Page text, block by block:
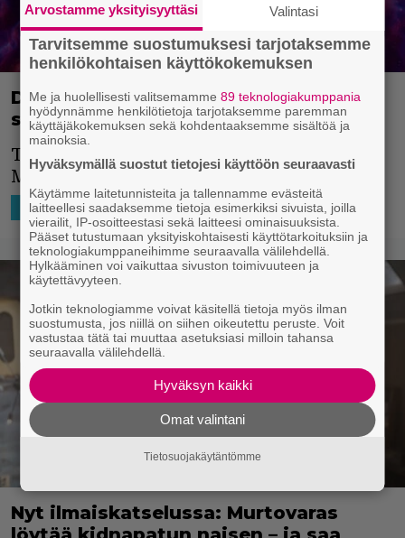
Doctor Who -starasta tuli aivan uusi
supersankari Marvelille
Tämä on jo David Tennantin kolmas
Marvel-rooli.
SUORATOISTO TV-SARJAT 13.1.2026 13:36 Niko Ikonen
Nyt ilmaiskatselussa: Murtovaras
Arvostamme yksityisyyttäsi Valintasi
Tarvitsemme suostumuksesi tarjotaksemme
henkilökohtaisen käyttökokemuksen
Me ja huolellisesti valitsemamme89 teknologiakumppania
hyödynnämme henkilötietoja tarjotaksemme paremman
käyttäjäkokemuksen sekä kohdentaaksemme sisältöä ja
mainoksia.
Hyväksymällä suostut tietojesi käyttöön seuraavasti
Käytämme laitetunnisteita ja tallennamme evästeitä
laitteellesi saadaksemme tietoja esimerkiksi sivuista, joilla
vierailit, IP-osoitteestasi sekä laitteesi ominaisuuksista.
Pääset tutustumaan yksityiskohtaisesti käyttötarkoituksiin ja
teknologiakumppaneihimme seuraavalla välilehdellä.
Hylkääminen voi vaikuttaa sivuston toimivuuteen ja
käytettävyyteen.
Jotkin teknologiamme voivat käsitellä tietoja myös ilman
suostumusta, jos niillä on siihen oikeutettu peruste. Voit
vastustaa tätä tai muuttaa asetuksiasi milloin tahansa
seuraavalla välilehdellä.
Hyväksyn kaikki
Omat valintani
Tietosuojakäytäntömme